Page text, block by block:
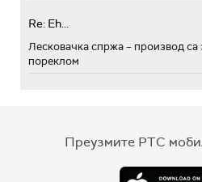
Re: Eh...
Лесковачка спржа – производ
пореклом
Преузмите РТС